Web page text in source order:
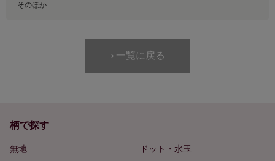
そのほか
一覧に戻る
柄で探す
無地
ドット・水玉